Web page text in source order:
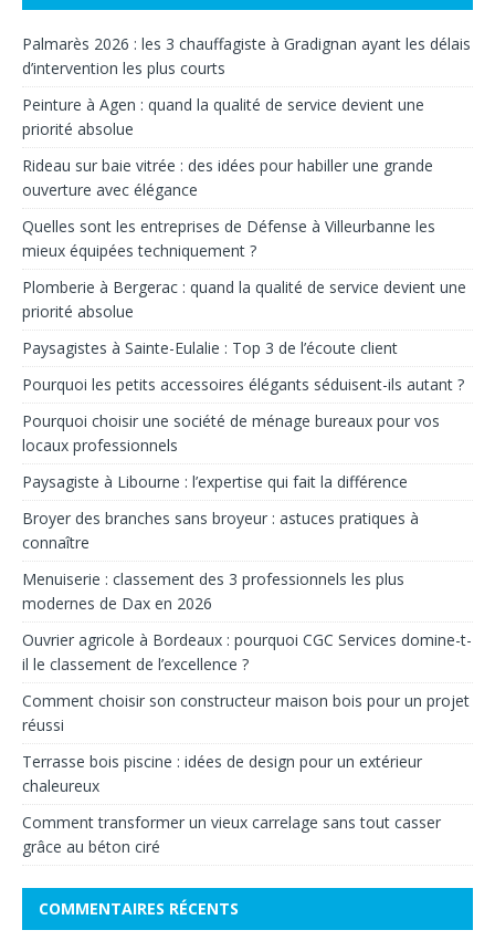
Palmarès 2026 : les 3 chauffagiste à Gradignan ayant les délais
d’intervention les plus courts
Peinture à Agen : quand la qualité de service devient une
priorité absolue
Rideau sur baie vitrée : des idées pour habiller une grande
ouverture avec élégance
Quelles sont les entreprises de Défense à Villeurbanne les
mieux équipées techniquement ?
Plomberie à Bergerac : quand la qualité de service devient une
priorité absolue
Paysagistes à Sainte-Eulalie : Top 3 de l’écoute client
Pourquoi les petits accessoires élégants séduisent-ils autant ?
Pourquoi choisir une société de ménage bureaux pour vos
locaux professionnels
Paysagiste à Libourne : l’expertise qui fait la différence
Broyer des branches sans broyeur : astuces pratiques à
connaître
Menuiserie : classement des 3 professionnels les plus
modernes de Dax en 2026
Ouvrier agricole à Bordeaux : pourquoi CGC Services domine-t-
il le classement de l’excellence ?
Comment choisir son constructeur maison bois pour un projet
réussi
Terrasse bois piscine : idées de design pour un extérieur
chaleureux
Comment transformer un vieux carrelage sans tout casser
grâce au béton ciré
COMMENTAIRES RÉCENTS